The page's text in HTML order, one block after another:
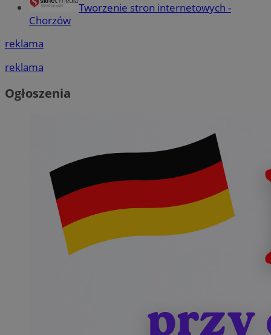
Tworzenie stron internetowych -
Chorzów
reklama
reklama
Ogłoszenia